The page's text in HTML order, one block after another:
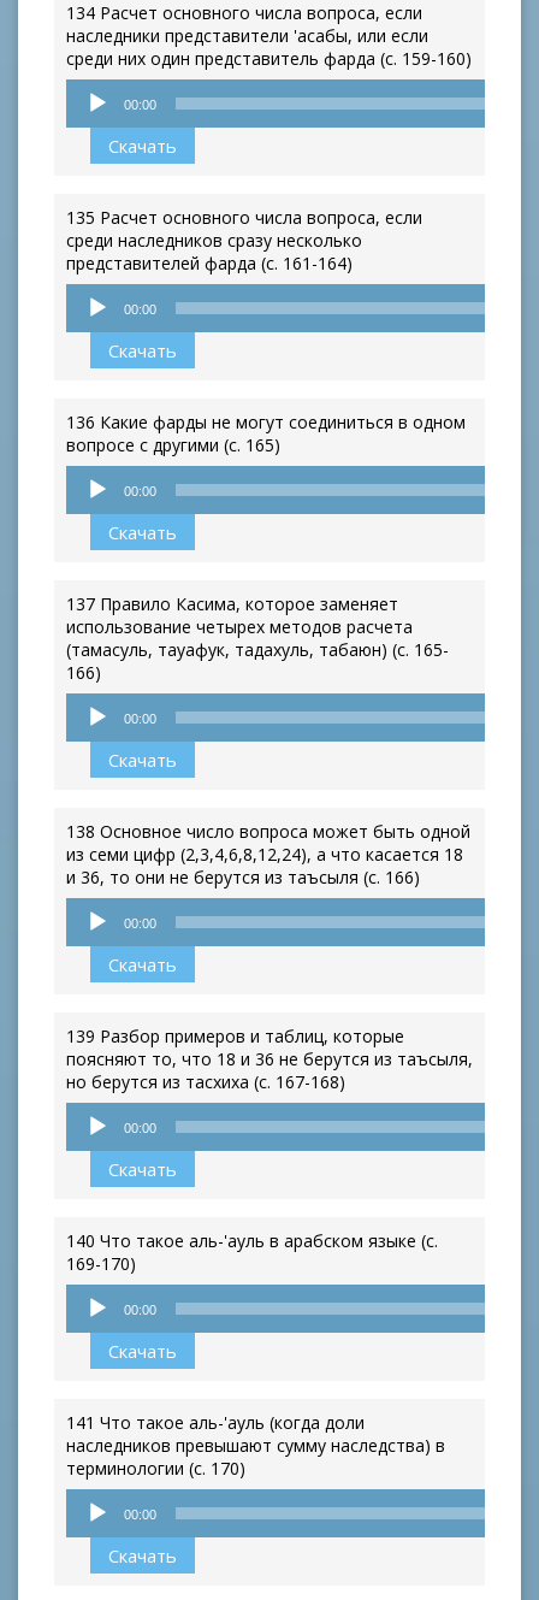
134 Расчет основного числа вопроса, если
наследники представители 'асабы, или если
среди них один представитель фарда (с. 159-160)
Аудиоплеер
00:00
Скачать
135 Расчет основного числа вопроса, если
среди наследников сразу несколько
представителей фарда (с. 161-164)
Аудиоплеер
00:00
Скачать
136 Какие фарды не могут соединиться в одном
вопросе с другими (с. 165)
Аудиоплеер
00:00
Скачать
137 Правило Касима, которое заменяет
использование четырех методов расчета
(тамасуль, тауафук, тадахуль, табаюн) (с. 165-
166)
Аудиоплеер
00:00
Скачать
138 Основное число вопроса может быть одной
из семи цифр (2,3,4,6,8,12,24), а что касается 18
и 36, то они не берутся из таъсыля (с. 166)
Аудиоплеер
00:00
Скачать
139 Разбор примеров и таблиц, которые
поясняют то, что 18 и 36 не берутся из таъсыля,
но берутся из тасхиха (с. 167-168)
Аудиоплеер
00:00
Скачать
140 Что такое аль-'ауль в арабском языке (с.
169-170)
Аудиоплеер
00:00
Скачать
141 Что такое аль-'ауль (когда доли
наследников превышают сумму наследства) в
терминологии (с. 170)
Аудиоплеер
00:00
Скачать